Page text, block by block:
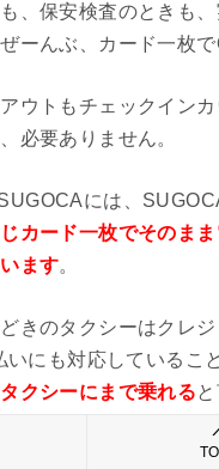
、保安検査のときも
ーんぶ、カード一枚で
ウトもチェックイン
必要ありません。
には、
じカード一枚でそのま
ます。
きのタクシーはクレ
にも対応しているこ
タクシーにまで乗れる